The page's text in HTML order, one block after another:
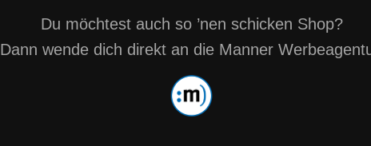
Du möchtest auch so ’nen schicken Shop?
Dann wende dich direkt an die Manner